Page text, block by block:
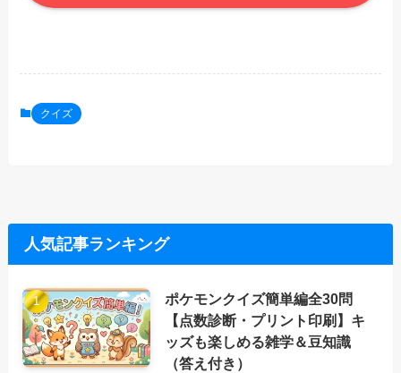
クイズ
人気記事ランキング
ポケモンクイズ簡単編全30問
【点数診断・プリント印刷】キ
ッズも楽しめる雑学＆豆知識
（答え付き）